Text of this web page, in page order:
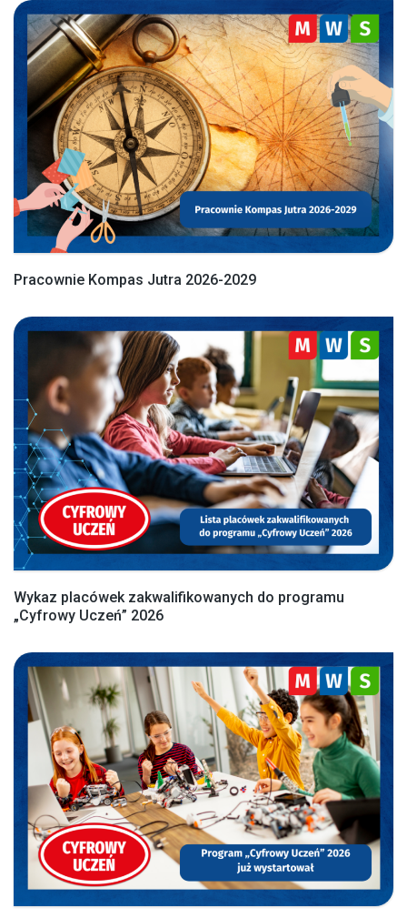
Pracownie Kompas Jutra 2026-2029
Wykaz placówek zakwalifikowanych do programu
„Cyfrowy Uczeń” 2026